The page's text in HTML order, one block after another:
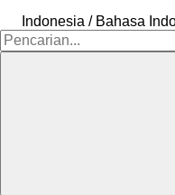
Indonesia / Bahasa